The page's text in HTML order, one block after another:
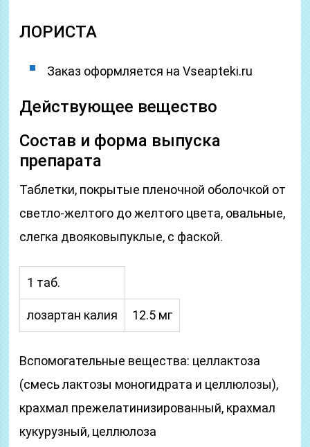
ЛОРИСТА
Заказ оформляется на Vseapteki.ru
Действующее вещество
Состав и форма выпуска
препарата
Таблетки, покрытые пленочной оболочкой от
светло-желтого до желтого цвета, овальные,
слегка двояковыпуклые, с фаской.
1 таб.
лозартан калия 12.5 мг
Вспомогательные вещества: целлактоза
(смесь лактозы моногидрата и целлюлозы),
крахмал прежелатинизированный, крахмал
кукурузный, целлюлоза